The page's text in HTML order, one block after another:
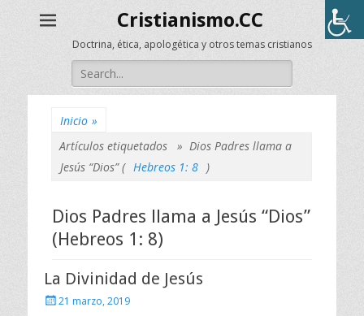
Cristianismo.CC
Doctrina, ética, apologética y otros temas cristianos
Buscar:
Inicio »
Artículos etiquetados » Dios Padres llama a
Jesús “Dios” ( Hebreos 1: 8 )
Dios Padres llama a Jesús “Dios”
(Hebreos 1: 8)
La Divinidad de Jesús
Publicado
21 marzo, 2019